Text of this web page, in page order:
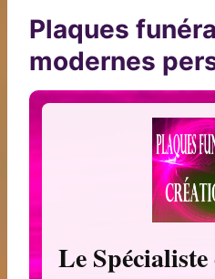
Plaques
modernes
Le